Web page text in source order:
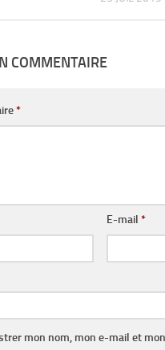
COMMENTAIRE
*
E-mail *
mon nom, mon e-mail et